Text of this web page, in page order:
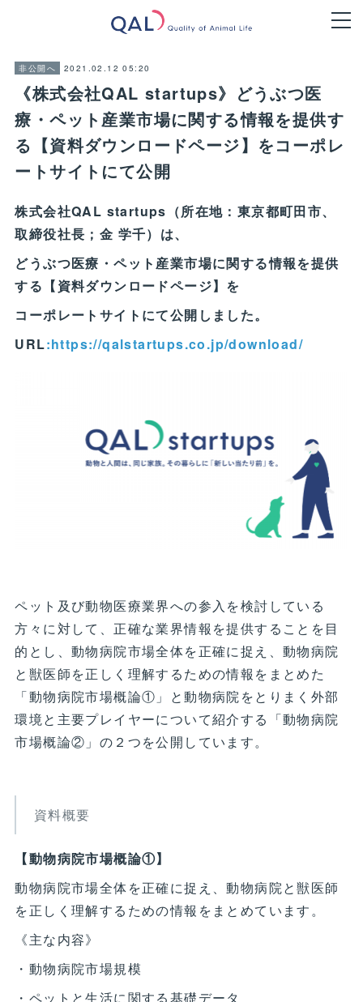
非公開へ 2021.02.12 05:20
《株式会社QAL startups》どうぶつ医
療・ペット産業市場に関する情報を提供す
る【資料ダウンロードページ】をコーポレ
ートサイトにて公開
株式会社QAL startups（所在地：東京都町田市、
取締役社長；金 学千）は、
どうぶつ医療・ペット産業市場に関する情報を提供
する【資料ダウンロードページ】を
コーポレートサイトにて公開しました。
URL:https://qalstartups.co.jp/download/
ペット及び動物医療業界への参入を検討している
方々に対して、正確な業界情報を提供することを目
的とし、動物病院市場全体を正確に捉え、動物病院
と獣医師を正しく理解するための情報をまとめた
「動物病院市場概論①」と動物病院をとりまく外部
環境と主要プレイヤーについて紹介する「動物病院
市場概論②」の２つを公開しています。
資料概要
【動物病院市場概論①】
動物病院市場全体を正確に捉え、動物病院と獣医師
を正しく理解するための情報をまとめています。
《主な内容》
・動物病院市場規模
・ペットと生活に関する基礎データ